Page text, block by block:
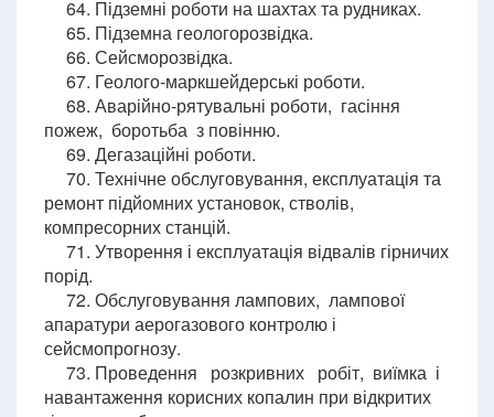
64. Підземні роботи на шахтах та рудниках.
65. Підземна геологорозвідка.
66. Сейсморозвідка.
67. Геолого-маркшейдерські роботи.
68. Аварійно-рятувальні роботи, гасіння
пожеж, боротьба з повінню.
69. Дегазаційні роботи.
70. Технічне обслуговування, експлуатація та
ремонт підйомних установок, стволів,
компресорних станцій.
71. Утворення і експлуатація відвалів гірничих
порід.
72. Обслуговування лампових, лампової
апаратури аерогазового контролю і
сейсмопрогнозу.
73. Проведення розкривних робіт, виїмка і
навантаження корисних копалин при відкритих